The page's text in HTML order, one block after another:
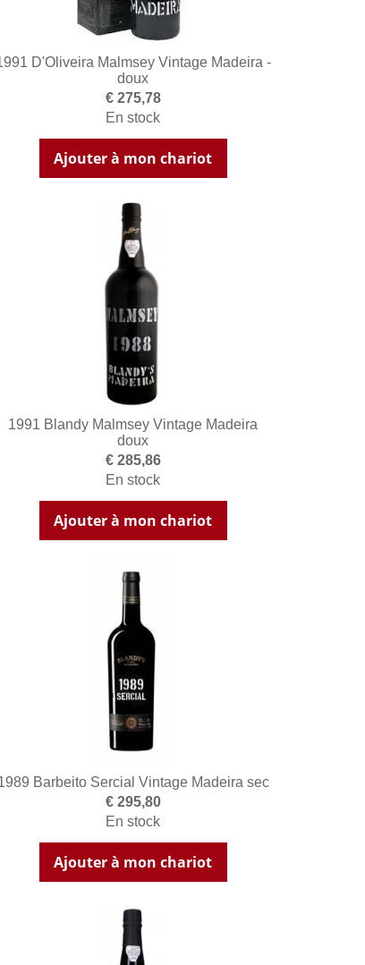
D'Oliveira Malmsey Vintage Madeira -
doux
€ 275,78
En stock
Ajouter à mon chariot
1991 Blandy Malmsey Vintage Madeira
doux
€ 285,86
En stock
Ajouter à mon chariot
Barbeito Sercial Vintage Madeira sec
€ 295,80
En stock
Ajouter à mon chariot